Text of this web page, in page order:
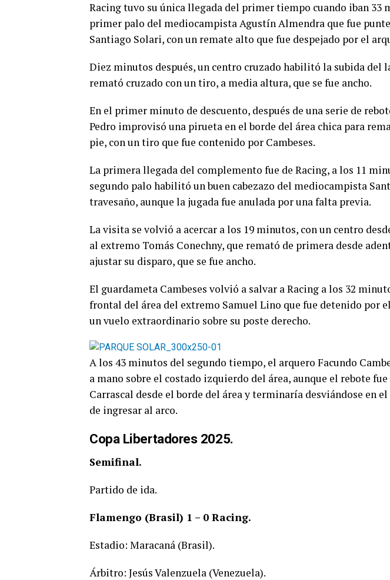
Racing tuvo su única llegada del primer tiempo cuando iban 33
primer palo del mediocampista Agustín Almendra que fue
Santiago Solari, con un remate alto que fue despejado por el
Diez minutos después, un centro cruzado habilitó la subida del
remató cruzado con un tiro, a media altura, que se fue ancho.
En el primer minuto de descuento, después de una serie de
Pedro improvisó una pirueta en el borde del área chica para
pie, con un tiro que fue contenido por Cambeses.
La primera llegada del complemento fue de Racing, a los 11
segundo palo habilitó un buen cabezazo del mediocampista
travesaño, aunque la jugada fue anulada por una falta previa.
La visita se volvió a acercar a los 19 minutos, con un centro
al extremo Tomás Conechny, que remató de primera desde
ajustar su disparo, que se fue ancho.
El guardameta Cambeses volvió a salvar a Racing a los 32
frontal del área del extremo Samuel Lino que fue detenido por
un vuelo extraordinario sobre su poste derecho.
A los 43 minutos del segundo tiempo, el arquero Facundo
a mano sobre el costado izquierdo del área, aunque el rebote
Carrascal desde el borde del área y terminaría desviándose en
de ingresar al arco.
Copa Libertadores 2025.
Semifinal.
Partido de ida.
Flamengo (Brasil) 1 – 0 Racing.
Estadio: Maracaná (Brasil).
Árbitro: Jesús Valenzuela (Venezuela).